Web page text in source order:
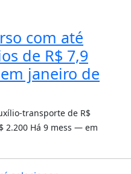
com até
de R$ 7,9
janeiro de
transporte de R$
2.200 Há 9 mess — em